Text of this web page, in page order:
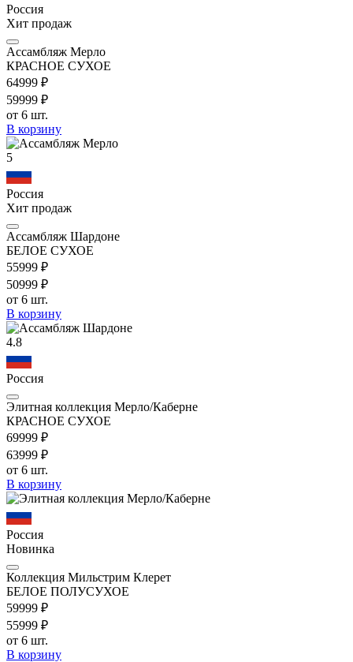
Россия
Хит продаж
Ассамбляж Мерло
КРАСНОЕ СУХОЕ
64999 ₽
59999 ₽
от 6 шт.
В корзину
5
Россия
Хит продаж
Ассамбляж Шардоне
БЕЛОЕ СУХОЕ
55999 ₽
50999 ₽
от 6 шт.
В корзину
4.8
Россия
Элитная коллекция Мерло/Каберне
КРАСНОЕ СУХОЕ
69999 ₽
63999 ₽
от 6 шт.
В корзину
Россия
Новинка
Коллекция Мильстрим Клерет
БЕЛОЕ ПОЛУСУХОЕ
59999 ₽
55999 ₽
от 6 шт.
В корзину